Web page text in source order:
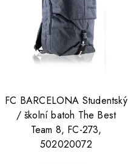
FC BARCELONA Studentský
/ školní batoh The Best
Team 8, FC-273,
502020072